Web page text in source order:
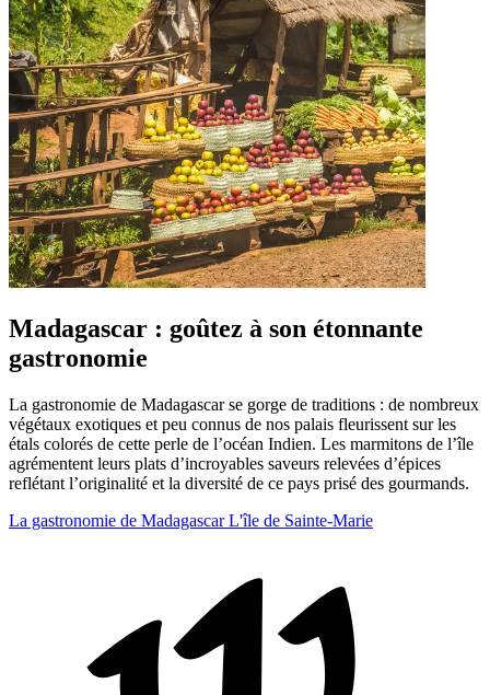
Madagascar : goûtez à son étonnante
gastronomie
La gastronomie de Madagascar se gorge de traditions : de nombreux
végétaux exotiques et peu connus de nos palais fleurissent sur les
étals colorés de cette perle de l’océan Indien. Les marmitons de l’île
agrémentent leurs plats d’incroyables saveurs relevées d’épices
reflétant l’originalité et la diversité de ce pays prisé des gourmands.
La gastronomie de MadagascarL'île de Sainte-Marie